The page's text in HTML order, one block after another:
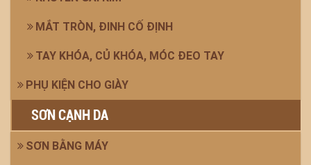
MẮT TRÒN, ĐINH CỐ ĐỊNH
TAY KHÓA, CỦ KHÓA, MÓC ĐEO TAY
PHỤ KIỆN CHO GIÀY
SƠN CẠNH DA
SƠN BẰNG MÁY